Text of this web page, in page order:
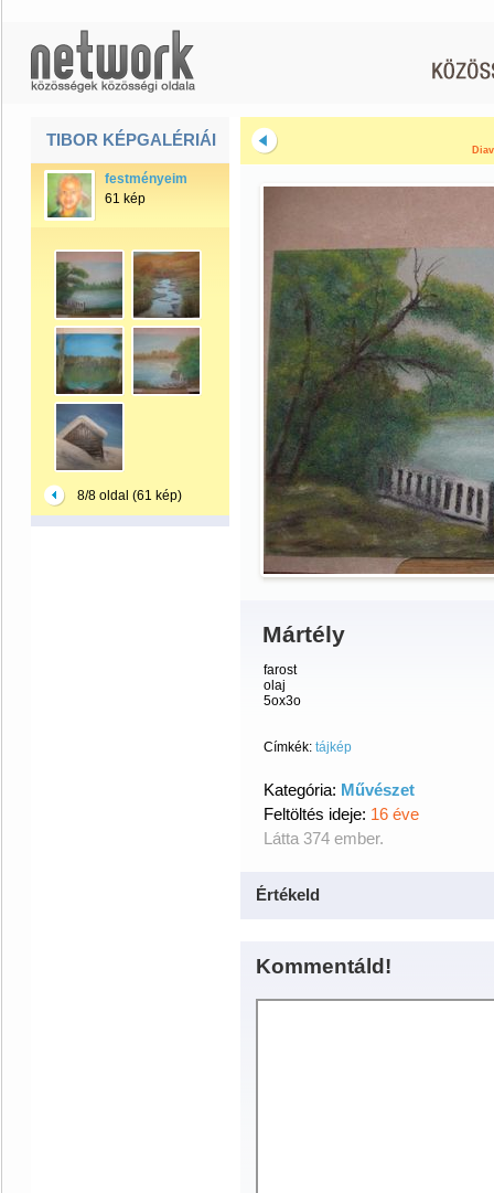
TIBOR KÉPGALÉRIÁI
festményeim
61 kép
8/8 oldal (61 kép)
Mártély
farost
olaj
5ox3o
Címkék: tájkép
Kategória: Művészet
Feltöltés ideje: 16 éve
Látta 374 ember.
Értékeld
Kommentáld!